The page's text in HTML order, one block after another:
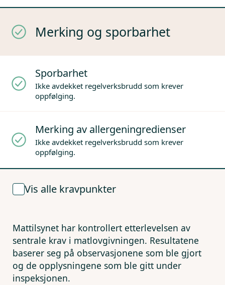
Merking og sporbarhet
Sporbarhet
Ikke avdekket regelverksbrudd som krever
oppfølging.
Merking av allergeningredienser
Ikke avdekket regelverksbrudd som krever
oppfølging.
Vis alle kravpunkter
Mattilsynet har kontrollert etterlevelsen av
sentrale krav i matlovgivningen. Resultatene
baserer seg på observasjonene som ble gjort
og de opplysningene som ble gitt under
inspeksjonen.